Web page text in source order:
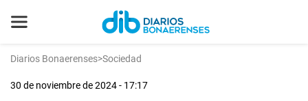
Diarios Bonaerenses>Sociedad
30 de noviembre de 2024 - 17:17